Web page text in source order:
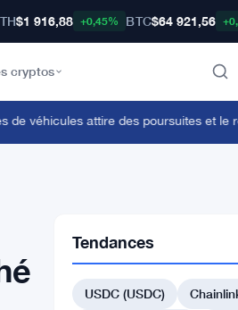
$1 916,88 +0,45% BTC$64 921,56
cryptos
attire des poursuites et le
Tendances
USDC (USDC)